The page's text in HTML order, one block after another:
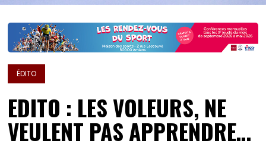
ÉDITO
EDITO : LES VOLEURS, NE
VEULENT PAS APPRENDRE…